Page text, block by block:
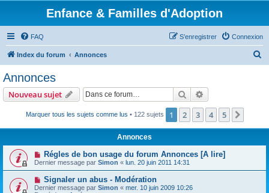
Enfance & Familles d'Adoption
FAQ Connexion
S’enregistrer
Index du forum Annonces
e
Annonces
Nouveau sujet Rechercher
Marquer tous les sujets comme lus • 122 sujets 1 2 3 4 5
Annonces
Régles de bon usage du forum Annonces [A lire]
Dernier message par Simon « lun. 20 juin 2011 14:31
Signaler un abus - Modération
Dernier message par Simon « mer. 10 juin 2009 10:26